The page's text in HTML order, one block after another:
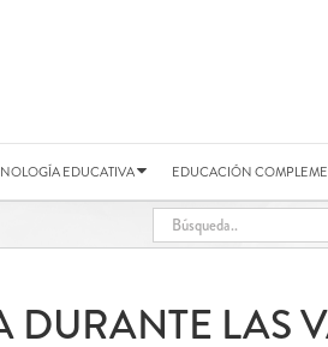
EDUCATIVA EDUCACIÓN
DURANTE LAS